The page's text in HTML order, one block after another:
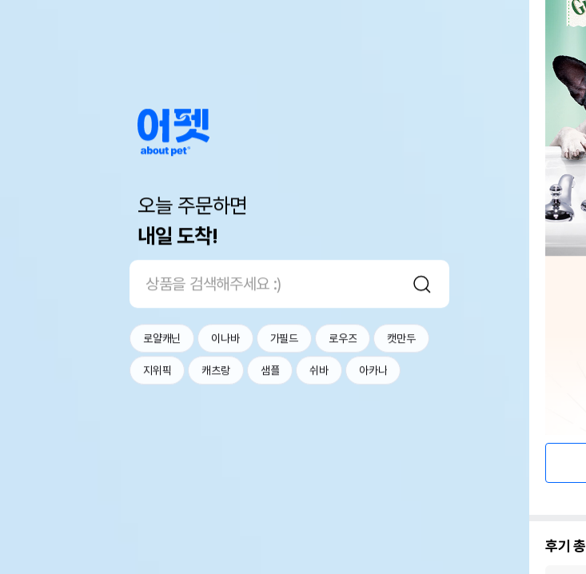
오늘 주문하면
내일 도착!
로얄캐닌 이나바 가필드 로우즈 캣만두
지위픽 캐츠랑 샘플 쉬바 아카나
후기 총